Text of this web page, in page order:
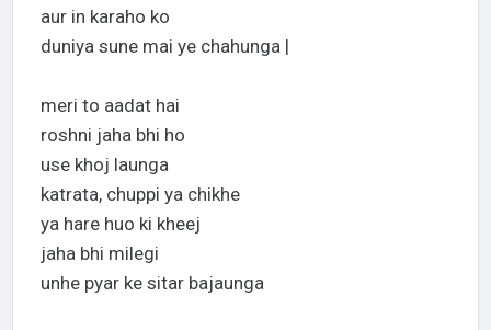
aur in karaho ko
duniya sune mai ye chahunga |
meri to aadat hai
roshni jaha bhi ho
use khoj launga
katrata, chuppi ya chikhe
ya hare huo ki kheej
jaha bhi milegi
unhe pyar ke sitar bajaunga